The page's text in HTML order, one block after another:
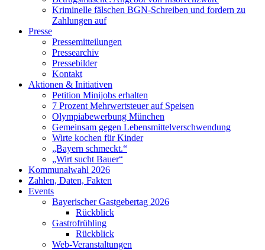
Kriminelle fälschen BGN-Schreiben und fordern zu
Zahlungen auf
Presse
Pressemitteilungen
Pressearchiv
Pressebilder
Kontakt
Aktionen & Initiativen
Petition Minijobs erhalten
7 Prozent Mehrwertsteuer auf Speisen
Olympiabewerbung München
Gemeinsam gegen Lebensmittelverschwendung
Wirte kochen für Kinder
„Bayern schmeckt.“
„Wirt sucht Bauer“
Kommunalwahl 2026
Zahlen, Daten, Fakten
Events
Bayerischer Gastgebertag 2026
Rückblick
Gastrofrühling
Rückblick
Web-Veranstaltungen